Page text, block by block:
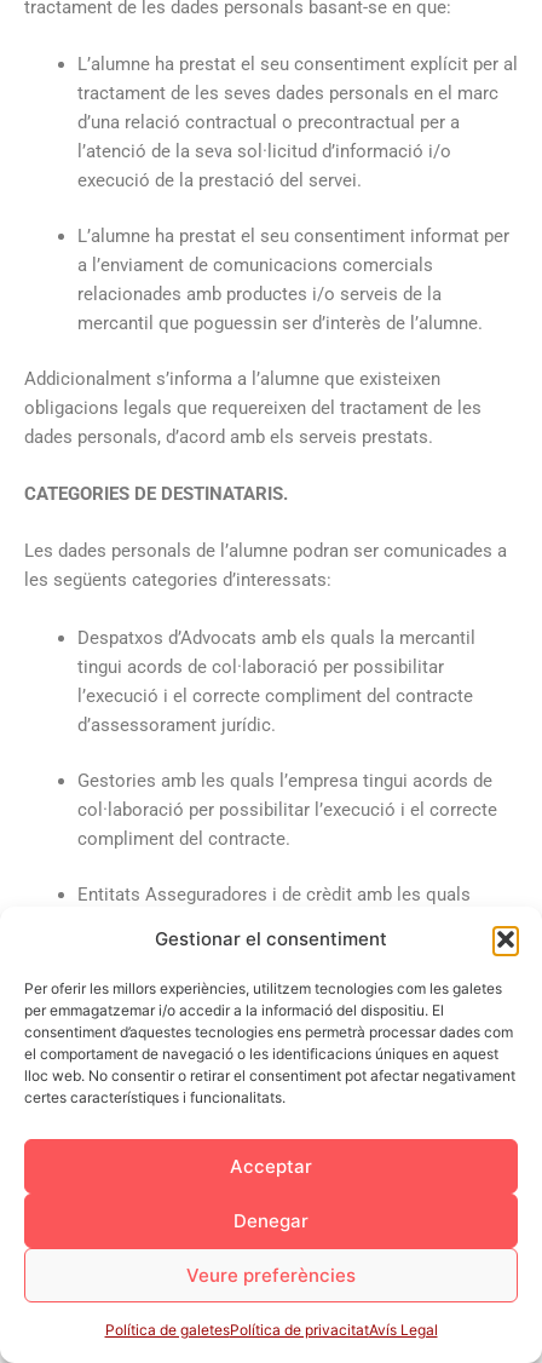
Gestionar el consentiment
Per oferir les millors experiències, utilitzem tecnologies com les galetes
per emmagatzemar i/o accedir a la informació del dispositiu. El
consentiment d’aquestes tecnologies ens permetrà processar dades com
el comportament de navegació o les identificacions úniques en aquest
lloc web. No consentir o retirar el consentiment pot afectar negativament
certes característiques i funcionalitats.
Acceptar
Denegar
Veure preferències
Política de galetesPolítica de privacitatAvís Legal
tractament de les dades personals basant-se en que:
L’alumne ha prestat el seu consentiment explícit per al
tractament de les seves dades personals en el marc
d’una relació contractual o precontractual per a
l’atenció de la seva sol·licitud d’informació i/o
execució de la prestació del servei.
L’alumne ha prestat el seu consentiment informat per
a l’enviament de comunicacions comercials
relacionades amb productes i/o serveis de la
mercantil que poguessin ser d’interès de l’alumne.
Addicionalment s’informa a l’alumne que existeixen
obligacions legals que requereixen del tractament de les
dades personals, d’acord amb els serveis prestats.
CATEGORIES DE DESTINATARIS.
Les dades personals de l’alumne podran ser comunicades a
les següents categories d’interessats:
Despatxos d’Advocats amb els quals la mercantil
tingui acords de col·laboració per possibilitar
l’execució i el correcte compliment del contracte
d’assessorament jurídic.
Gestories amb les quals l’empresa tingui acords de
col·laboració per possibilitar l’execució i el correcte
compliment del contracte.
Entitats Asseguradores i de crèdit amb les quals
Fitxers de solvència patrimonial i crèdit.
Els proveïdors de serveis informàtics, inclosos
serveis de «computació en el núvol».
mercantil i/o quan existeixi l’habilitació legal
En tot cas, l’empresa garanteix als seus alumnes la
confidencialitat i el secret de les comunicacions, sense
perjudici de qualssevol intercepcions legals que poguessin,